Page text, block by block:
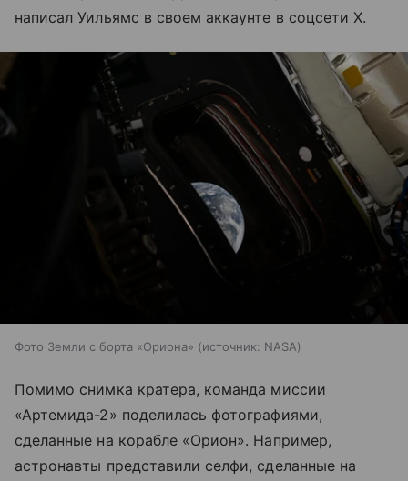
написал Уильямс в своем аккаунте в соцсети X.
Фото Земли с борта «Ориона» источник: NASA
Помимо снимка кратера, команда миссии
«Артемида-2» поделилась фотографиями,
сделанные на корабле «Орион». Например,
астронавты представили селфи, сделанные на